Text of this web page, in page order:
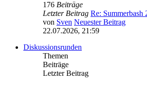
176 Beiträge
Letzter Beitrag Re: Summerbash
von Sven Neuester Beitrag
22.07.2026, 21:59
Diskussionsrunden
Themen
Beiträge
Letzter Beitrag